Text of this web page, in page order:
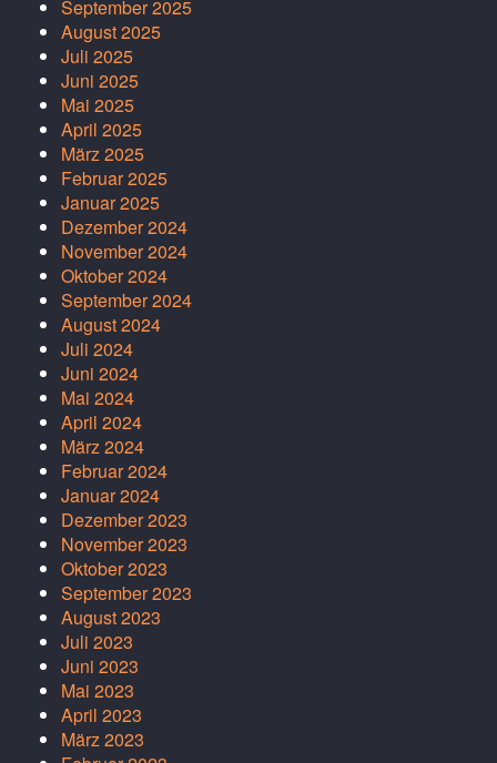
September 2025
August 2025
Juli 2025
Juni 2025
Mai 2025
April 2025
März 2025
Februar 2025
Januar 2025
Dezember 2024
November 2024
Oktober 2024
September 2024
August 2024
Juli 2024
Juni 2024
Mai 2024
April 2024
März 2024
Februar 2024
Januar 2024
Dezember 2023
November 2023
Oktober 2023
September 2023
August 2023
Juli 2023
Juni 2023
Mai 2023
April 2023
März 2023